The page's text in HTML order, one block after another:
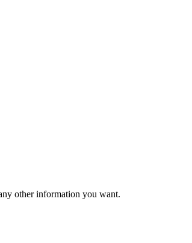
other information you want.